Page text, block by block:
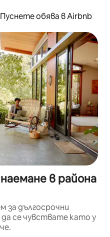
Пуснете обява в Airbnb
в района
за дългосрочни
се чувствате като у